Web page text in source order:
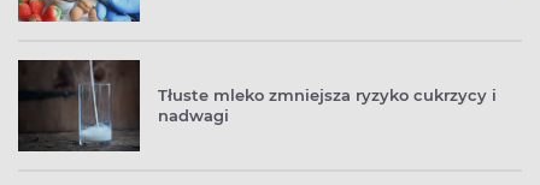
Tłuste mleko zmniejsza ryzyko cukrzycy i
nadwagi